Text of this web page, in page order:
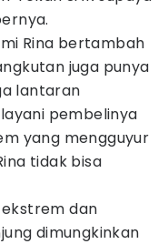
Rina bertambah
juga punya
lantaran
pembelinya
yang mengguyur
tidak bisa
ekstrem dan
dimungkinkan